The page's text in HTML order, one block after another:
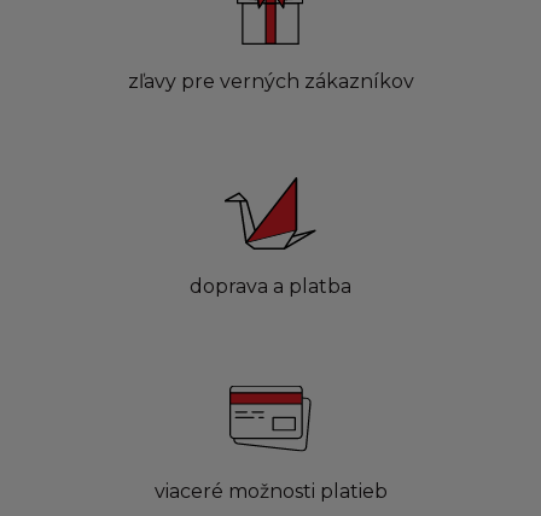
zľavy pre verných zákazníkov
doprava a platba
viaceré možnosti platieb